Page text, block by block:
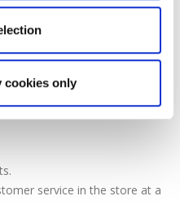
cookies only
trying, experimenting, creating
ingredients, then you are a
our Team! Come share your
service in the store at a